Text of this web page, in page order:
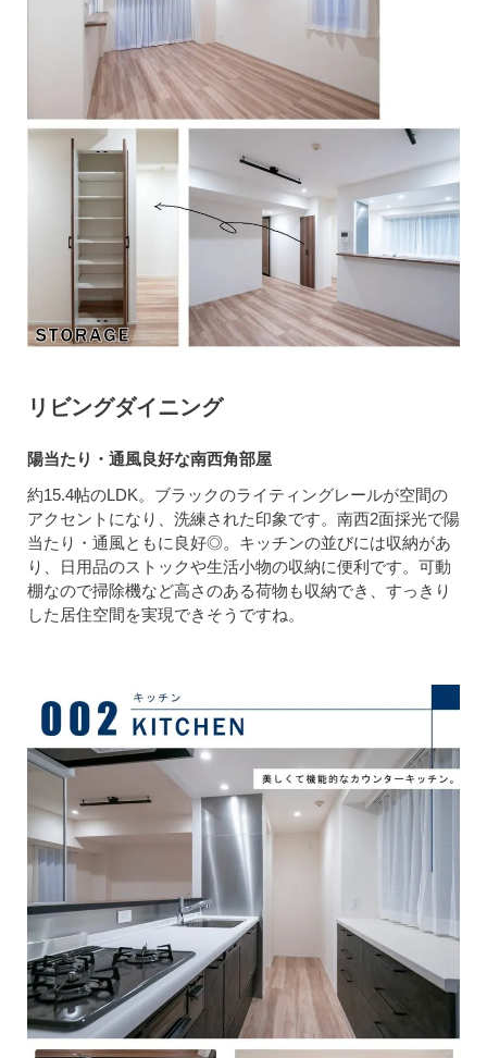
リビングダイニング
陽当たり・通風良好な南西角部屋
約15.4帖のLDK。ブラックのライティングレールが空間の
アクセントになり、洗練された印象です。南西2面採光で陽
当たり・通風ともに良好◎。キッチンの並びには収納があ
り、日用品のストックや生活小物の収納に便利です。可動
棚なので掃除機など高さのある荷物も収納でき、すっきり
した居住空間を実現できそうですね。